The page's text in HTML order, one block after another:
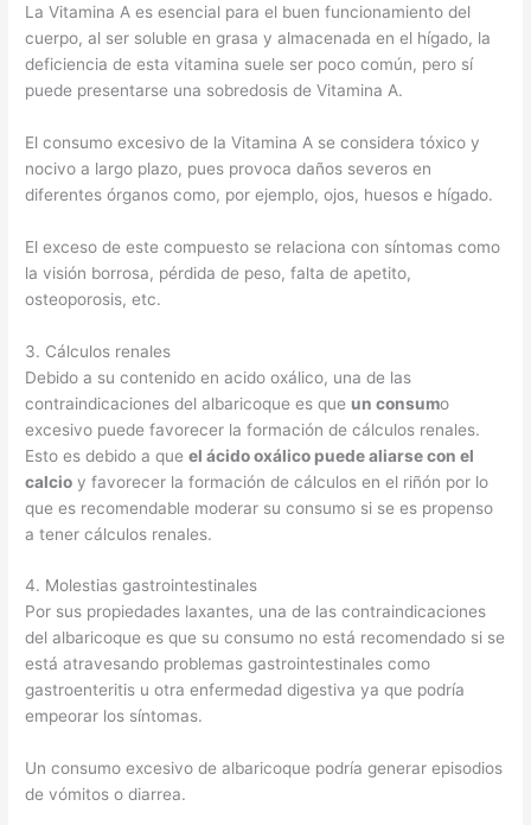
La Vitamina A es esencial para el buen funcionamiento del
cuerpo, al ser soluble en grasa y almacenada en el hígado, la
deficiencia de esta vitamina suele ser poco común, pero sí
puede presentarse una sobredosis de Vitamina A.
El consumo excesivo de la Vitamina A se considera tóxico y
nocivo a largo plazo, pues provoca daños severos en
diferentes órganos como, por ejemplo, ojos, huesos e hígado.
El exceso de este compuesto se relaciona con síntomas como
la visión borrosa, pérdida de peso, falta de apetito,
osteoporosis, etc.
3. Cálculos renales
Debido a su contenido en acido oxálico, una de las
contraindicaciones del albaricoque es que un consumo
excesivo puede favorecer la formación de cálculos renales.
Esto es debido a queel ácido oxálico puede aliarse con el
calcio y favorecer la formación de cálculos en el riñón por lo
que es recomendable moderar su consumo si se es propenso
a tener cálculos renales.
4. Molestias gastrointestinales
Por sus propiedades laxantes, una de las contraindicaciones
del albaricoque es que su consumo no está recomendado si se
está atravesando problemas gastrointestinales como
gastroenteritis u otra enfermedad digestiva ya que podría
empeorar los síntomas.
Un consumo excesivo de albaricoque podría generar episodios
de vómitos o diarrea.